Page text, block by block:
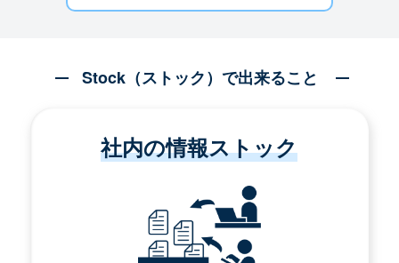
Stock（ストック）で出来ること
社内の情報ストック